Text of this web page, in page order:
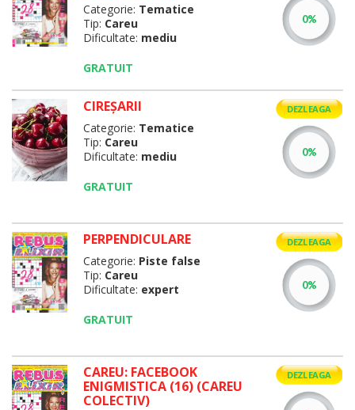
Categorie: Tematice
Tip: Careu
Dificultate: mediu
GRATUIT
CIREŞARII
Categorie: Tematice
Tip: Careu
Dificultate: mediu
GRATUIT
DEZLEAGA
PERPENDICULARE
Categorie: Piste false
Tip: Careu
Dificultate: expert
GRATUIT
DEZLEAGA
CAREU: FACEBOOK
ENIGMISTICA (16) (CAREU
COLECTIV)
DEZLEAGA